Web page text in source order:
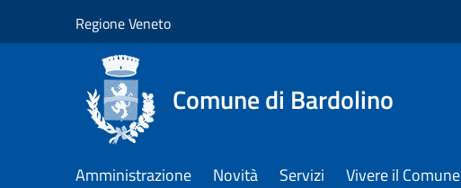
Regione Veneto
Comune di Bardolino
Amministrazione Novità Servizi Vivere il Comune